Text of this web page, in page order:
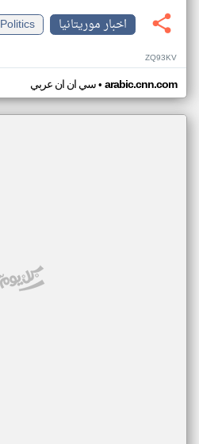
اخبار موريتانيا
Politics
ZQ93KV
سي ان ان عربي• arabic.cnn.com